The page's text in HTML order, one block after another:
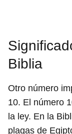
Biblia
Otro número
10. El número
la ley. En la
plagas de